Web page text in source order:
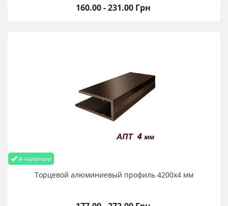
160.00 - 231.00 Грн
в наличии
Торцевой алюминиевый профиль 4200х4 мм